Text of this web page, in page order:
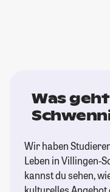
Was
Wir haben
Leben in Villingen-
kannst du sehen,